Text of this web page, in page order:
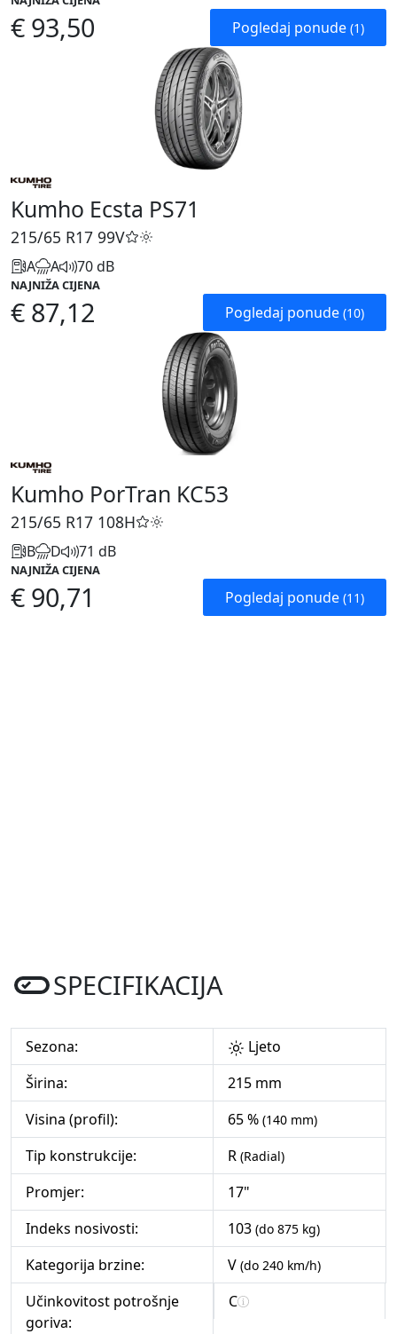
€ 93,50 Pogledaj ponude (1)
Kumho Ecsta PS71
215/65 R17 99V
A A 70 dB
NAJNIŽA CIJENA
€ 87,12 Pogledaj ponude (10)
Kumho PorTran KC53
215/65 R17 108H
B D 71 dB
NAJNIŽA CIJENA
€ 90,71 Pogledaj ponude (11)
SPECIFIKACIJA
Sezona:
Ljeto
Širina:
215 mm
Visina (profil):
65 % (140 mm)
Tip konstrukcije: R (Radial)
Promjer:
17"
Indeks nosivosti:
103 (do 875 kg)
Kategorija brzine: V (do 240 km/h)
Učinkovitost potrošnje
goriva:
C